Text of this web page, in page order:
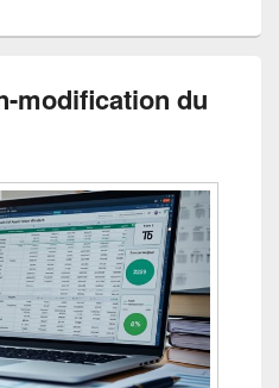
modification du